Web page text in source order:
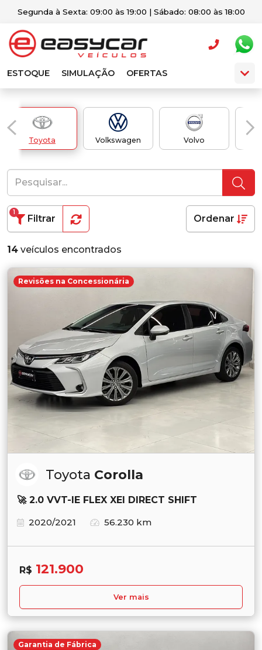
Segunda à Sexta: 09:00 às 19:00 | Sábado: 08:00 às 18:00
ESTOQUE SIMULAÇÃO OFERTAS
Toyota Volkswagen Volvo
Filtrar
1
Ordenar
14 veículos encontrados
Revisões na Concessionária
Toyota Corolla
🚀 2.0 VVT-IE FLEX XEI DIRECT SHIFT
2020/2021
56.230 km
R$ 121.900
Ver mais
Garantia de Fábrica